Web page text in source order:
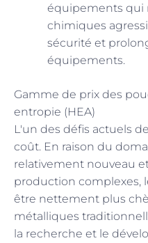
équipements qui
chimiques
sécurité et
équipements.
Gamme de prix des
entropie (HEA)
L'un des défis actuels
coût. En raison du
relativement nouveau
production complexes,
être nettement plus
métalliques
la recherche et le